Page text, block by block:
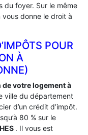
du foyer. Sur le même
vous donne le droit à
POUR
À
votre logement à
ville du département
d’un crédit d’impôt.
80 % sur le
. Il vous est